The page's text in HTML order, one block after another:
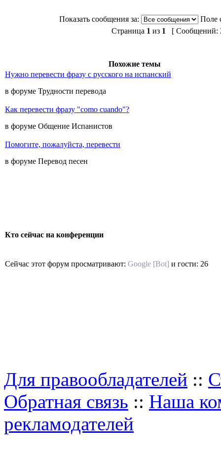
Показать сообщения за:
Поле
Страница 1 из 1 [ Сообщений:
Похожие темы
Нужно перевести фразу с русского на испанский
в форуме Трудности перевода
Как перевести фразу "como cuando"?
в форуме Общение Испанистов
Помогите, пожалуйста, перевести
в форуме Перевод песен
Кто сейчас на конференции
Сейчас этот форум просматривают: Google [Bot] и гости: 26
Для правообладателей ::
Обратная связь :: Наша
рекламодателей